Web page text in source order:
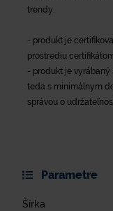
trendy.
- produkt je
prostrediu certifikátom
- produkt je
teda s minimálnym
správou o
Parametre
Šírka